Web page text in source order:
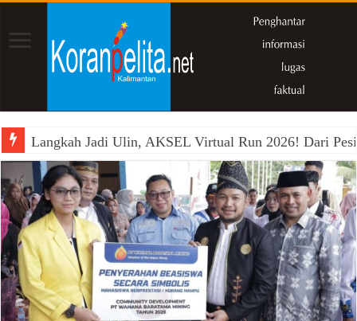
Langkah Jadi Ulin, AKSEL Virtual Run 2026! Dari